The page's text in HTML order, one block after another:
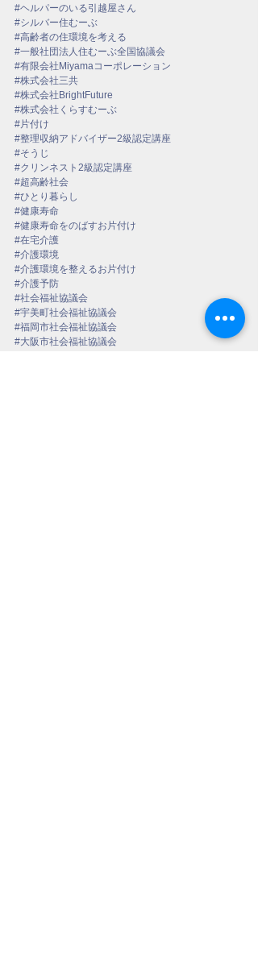
#ヘルパーのいる引越屋さん
#シルバー住むーぶ
#高齢者の住環境を考える
#一般社団法人住むーぶ全国協議会
#有限会社Miyamaコーポレーション
#株式会社三共
#株式会社BrightFuture
#株式会社くらすむーぶ
#片付け
#整理収納アドバイザー2級認定講座
#そうじ
#クリンネスト2級認定講座
#超高齢社会
#ひとり暮らし
#健康寿命
#健康寿命をのばすお片付け
#在宅介護
#介護環境
#介護環境を整えるお片付け
#介護予防
#社会福祉協議会
#宇美町社会福祉協議会
#福岡市社会福祉協議会
#大阪市社会福祉協議会